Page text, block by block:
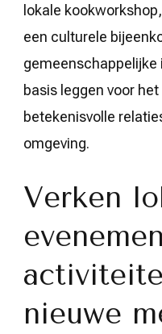
lokale
een culturele
gemeenschappelijke
basis leggen voor
betekenisvolle
omgeving.
Verken
nieuwe